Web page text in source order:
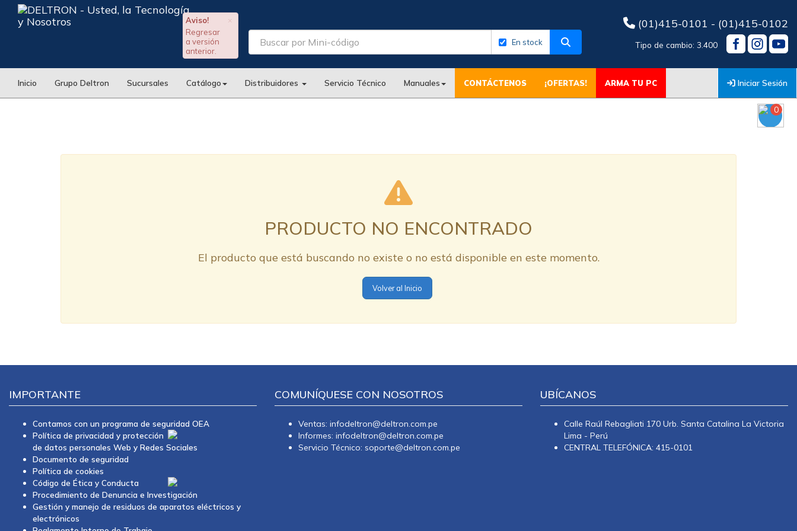
×
Aviso!
Regresar
a versión
anterior.
En stock
(01)415-0101 - (01)415-0102
Tipo de cambio: 3.400
Inicio Grupo Deltron Sucursales Catálogo Distribuidores Servicio Técnico Manuales CONTÁCTENOS ¡OFERTAS! ARMA TU PC Iniciar Sesión
0
PRODUCTO NO ENCONTRADO
El producto que está buscando no existe o no está disponible en este momento.
Volver al Inicio
IMPORTANTE
Contamos con un programa de seguridad OEA
Política de privacidad y protección
de datos personales Web y Redes Sociales
Documento de seguridad
Política de cookies
Código de Ética y Conducta
Procedimiento de Denuncia e Investigación
Gestión y manejo de residuos de aparatos eléctricos y
electrónicos
COMUNÍQUESE CON NOSOTROS
Ventas: infodeltron@deltron.com.pe
Informes: infodeltron@deltron.com.pe
Servicio Técnico: soporte@deltron.com.pe
UBÍCANOS
Calle Raúl Rebagliati 170 Urb. Santa Catalina La Victoria
Lima - Perú
CENTRAL TELEFÓNICA: 415-0101